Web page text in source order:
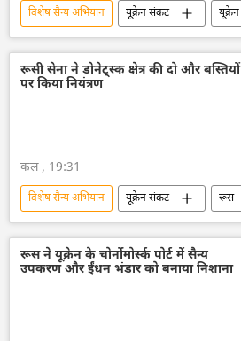
विशेष सैन्य अभियान यूक्रेन संकट
यूक्रेन
यूक्रेन सशस्त्र बल
रूस
ड्रोन
ड्रोन हमला
व्लादिमीर पुतिन
रूसी सेना ने डोनेट्स्क क्षेत्र की दो और बस्तियों
पर किया नियंत्रण
कल , 19:31
विशेष सैन्य अभियान यूक्रेन संकट
रूस
रूसी सेना
यूक्रेन
रूस ने यूक्रेन के चोर्नोमोर्स्क पोर्ट में सैन्य
उपकरण और ईंधन भंडार को बनाया निशाना